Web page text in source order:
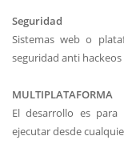
Seguridad
Sistemas web o
seguridad anti
MULTIPLATAFORMA
El desarrollo es
ejecutar desde